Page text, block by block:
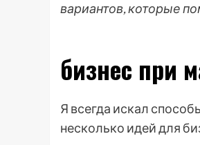
вариантов, которые
бизнес при
Я всегда искал
несколько идей для